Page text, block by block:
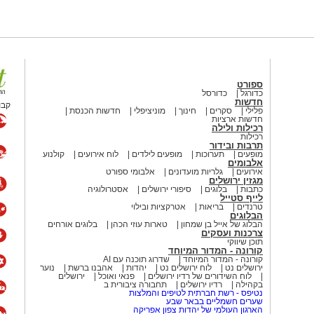
למשפחות ירושלמיות ומותנית
מתבקשת להגיע עם אוהל, ציוד שינה
משפחות המילואים הירושלמיות
"קמפינג בגינה" יישמר עבורן
ליהנות מהחוויה המשפחתית.
יתקיימו בשני מועדים: בין 6-7 באוגוסט ייערכו אירועי הקמפינג בגן
ליפשיץ, גן השבשבת, פארק דניה וגן הכדורים. בין 13-14 באוגוסט יתקיימו האירועים
הוא הרבה יותר מלינה באוהל, זו
ומאפשרת ליהנות מהקסם של
את המשפחות הירושלמיות לצאת
מקיץ איכותי, קהילתי ומהנה בלב
את הקהילה ומעניקה לתושביה חוויות
ספורט
כדורגל כדורסל
חדשות
פלילי סקרים חינוך מוניציפלי
חדשות הכנסת
חדשות ארציות
רכילות ולילה
רכילות
תרבות ובידור
מופעים תערוכות מופעים לילדים לוח אירועים קולנוע
אלבומים
אירועים גלריות מועדונים אלבומי ספורט
מגזין ירושלים
כתבות בלוגים סיפורי ירושלים אסטרולוגיה
לייף סטייל
טרנדים בריאות אטרקציות ובילוי
הבלוגים
הבלוג של אייל בן שמחון טארות עוזי הכהן בלוגים אורחים
צרכנות ועסקים
תוכן שיווקי
קורונה - המדור המיוחד
קורונה - המדור המיוחד
שדרוג תוכנה עם AI
ירושלים נט
לוח ירושלים נט יהדות אהבנו ברשת
נוער
לוח השידורים של רדיו ירושלים
פנאי ואוכל
ירושלים
בקהילה
רדיו ירושלים
תחבורה ציבורית ב
נטיפס - רשת חברתית לטיפים והמלצות
שערים חשמליים בבאר שבע
הארגון העולמי של יהדות צפון אפריקה